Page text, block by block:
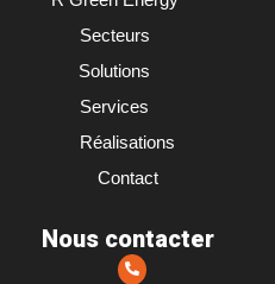
Secteurs
Solutions
Services
Réalisations
Contact
Nous contacter